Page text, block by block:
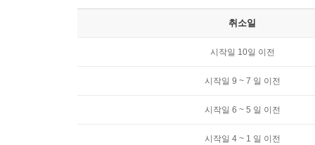
취소일
시작일 10일 이전
시작일 9 ~ 7 일 이전
시작일 6 ~ 5 일 이전
시작일 4 ~ 1 일 이전